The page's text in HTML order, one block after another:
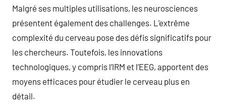
Malgré ses multiples utilisations, les neurosciences
présentent également des challenges. L’extrême
complexité du cerveau pose des défis significatifs pour
les chercheurs. Toutefois, les innovations
technologiques, y compris l’IRM et l’EEG, apportent des
moyens efficaces pour étudier le cerveau plus en
détail.